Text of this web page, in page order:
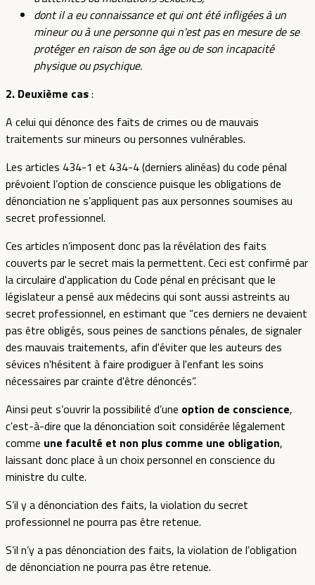
dont il a eu connaissance et qui ont été infligées à un
mineur ou à une personne qui n'est pas en mesure de se
protéger en raison de son âge ou de son incapacité
physique ou psychique.
2. Deuxième cas:
A celui qui dénonce des faits de crimes ou de mauvais
traitements sur mineurs ou personnes vulnérables.
Les articles 434-1 et 434-4 (derniers alinéas) du code pénal
prévoient l’option de conscience puisque les obligations de
dénonciation ne s’appliquent pas aux personnes soumises au
secret professionnel.
Ces articles n’imposent donc pas la révélation des faits
couverts par le secret mais la permettent. Ceci est confirmé par
la circulaire d'application du Code pénal en précisant que le
législateur a pensé aux médecins qui sont aussi astreints au
secret professionnel, en estimant que “ces derniers ne devaient
pas être obligés, sous peines de sanctions pénales, de signaler
des mauvais traitements, afin d'éviter que les auteurs des
sévices n'hésitent à faire prodiguer à l'enfant les soins
nécessaires par crainte d'être dénoncés”.
Ainsi peut s’ouvrir la possibilité d’une option de conscience,
c’est-à-dire que la dénonciation soit considérée légalement
comme une faculté et non plus comme une obligation,
laissant donc place à un choix personnel en conscience du
ministre du culte.
S’il y a dénonciation des faits, la violation du secret
professionnel ne pourra pas être retenue.
S’il n’y a pas dénonciation des faits, la violation de l’obligation
de dénonciation ne pourra pas être retenue.